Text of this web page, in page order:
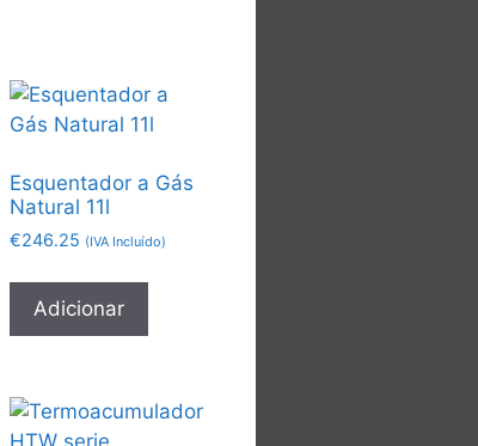
Esquentador a Gás
Natural 11l
€246.25 (IVA Incluído)
Adicionar